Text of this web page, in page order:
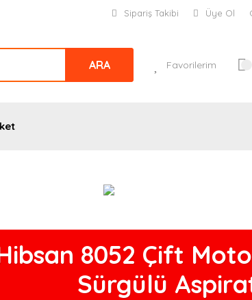
Sipariş Takibi Üye Ol
ARA Favorilerim
8052 Çift
Sürgülü